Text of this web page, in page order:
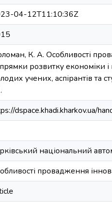
04-12T11:10:36Z
К. А. Особливості
розвитку економіки
учених, аспірантів та
dspace.khadi.kharkov.ua/
національний
провадження